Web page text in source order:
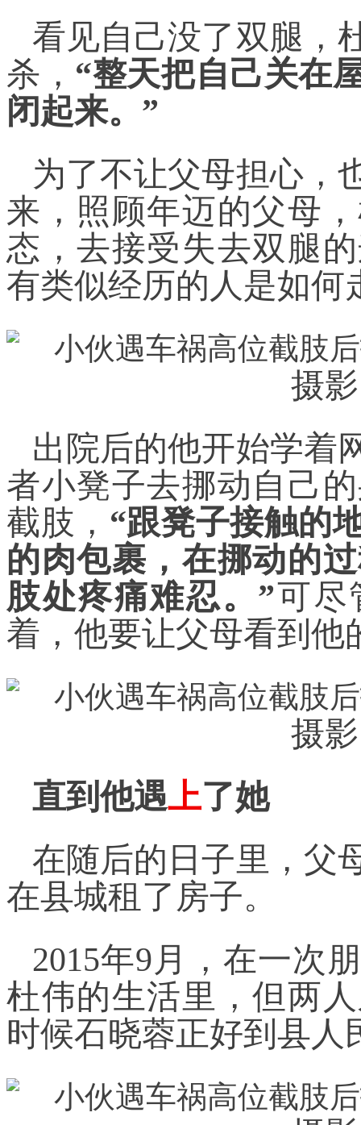
看见自己没了双腿，
杀， “整天把自己关在
闭起来。”
为了不让父母担心，
来，照顾年迈的父母
态，去接受失去双腿
有类似经历的人是如何
摄
出院后的他开始学着
者小凳子去挪动自己
截肢， “跟凳子接触的
的肉包裹，在挪动的
肢处疼痛难忍。”可尽
着，他要让父母看到他
摄
直到他遇上了她
在随后的日子里，父
在县城租了房子。
2015年9月，在一次
杜伟的生活里，但两
时候石晓蓉正好到县人